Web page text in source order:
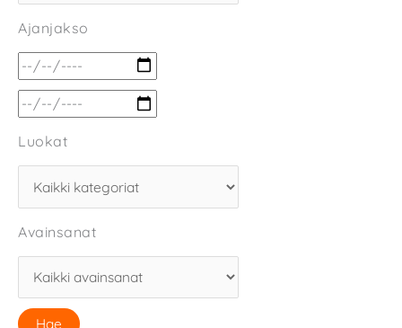
Ajanjakso
Luokat
Avainsanat